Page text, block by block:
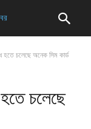
হতে চলেছে অনেক সিম কার্ড
চলেছে